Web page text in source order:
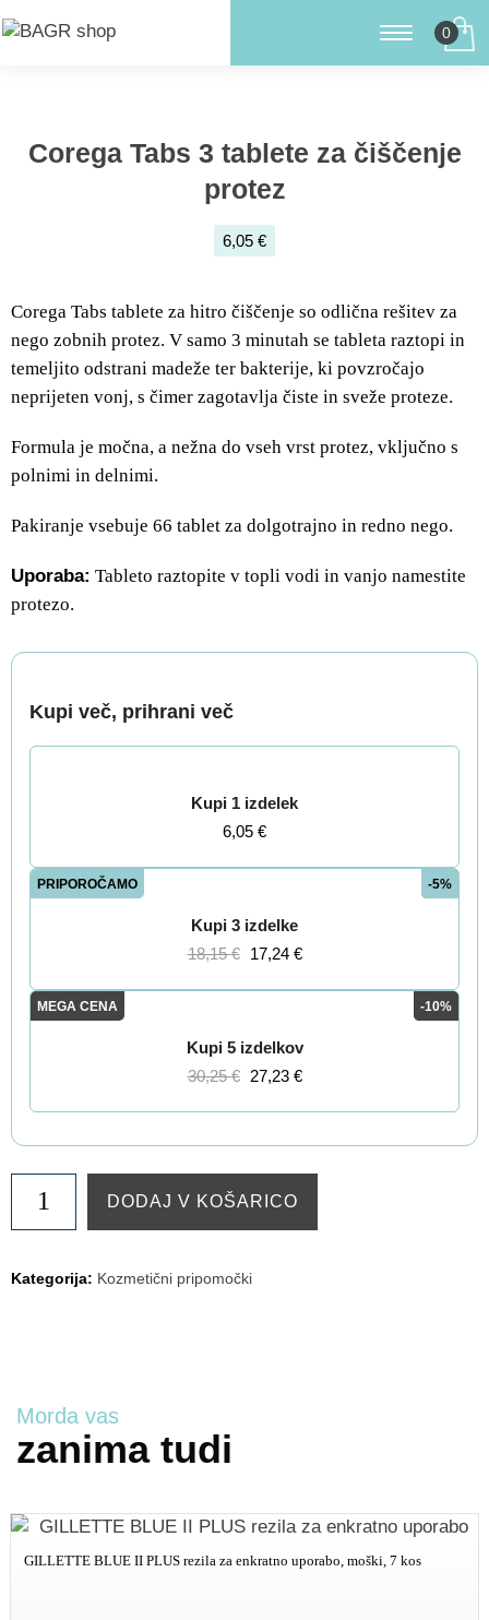
Corega Tabs 3 tablete za čiščenje
protez
6,05 €
Corega Tabs tablete za hitro čiščenje so odlična rešitev za
nego zobnih protez. V samo 3 minutah se tableta raztopi in
temeljito odstrani madeže ter bakterije, ki povzročajo
neprijeten vonj, s čimer zagotavlja čiste in sveže proteze.
Formula je močna, a nežna do vseh vrst protez, vključno s
polnimi in delnimi.
Pakiranje vsebuje 66 tablet za dolgotrajno in redno nego.
Uporaba: Tableto raztopite v topli vodi in vanjo namestite
protezo.
Kupi več, prihrani več
Kupi 1 izdelek
6,05 €
PRIPOROČAMO -5%
Kupi 3 izdelke
18,15€ 17,24 €
MEGA CENA -10%
Kupi 5 izdelkov
30,25€ 27,23 €
Tabs
3
za
DODAJ V KOŠARICO
Kategorija: Kozmetični pripomočki
Morda vas
zanima tudi
GILLETTE BLUE II PLUS rezila za enkratno uporabo, moški, 7 kos